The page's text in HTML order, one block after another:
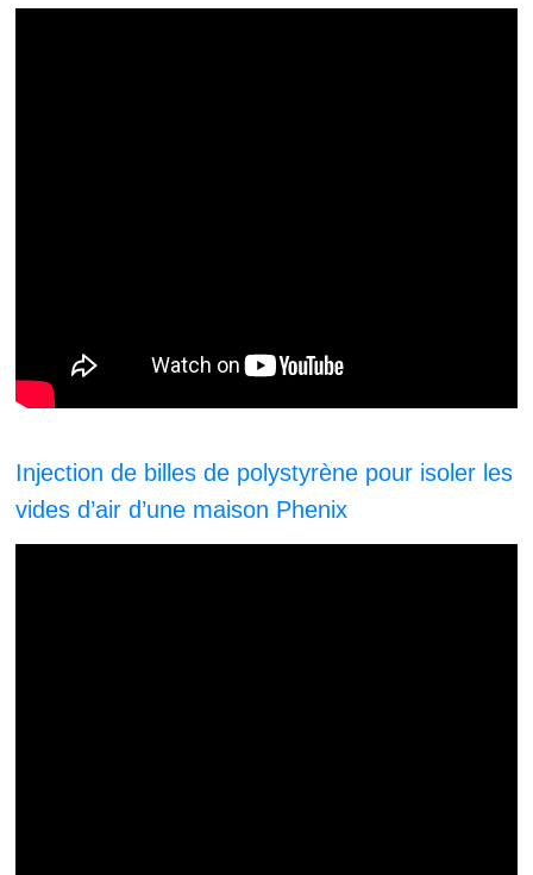
Injection de billes de polystyrène pour isoler les
vides d’air d’une maison Phenix